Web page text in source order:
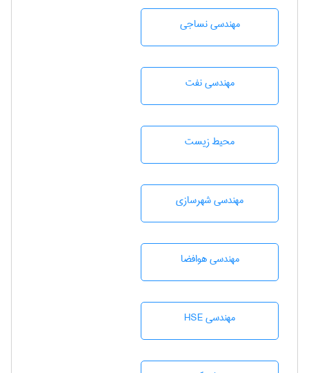
مهندسي نساجی
مهندسی نفت
محيط زيست
مهندسی شهرسازی
مهندسی هوافضا
مهندسی HSE